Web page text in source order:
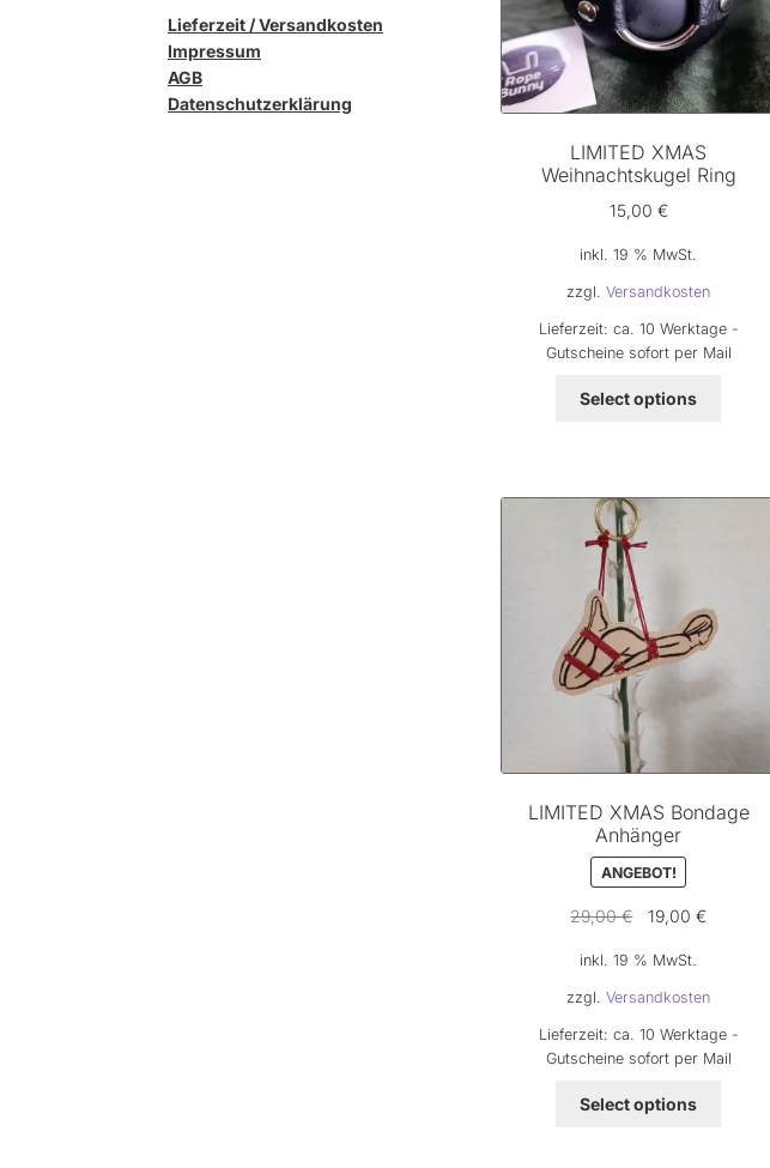
LIMITED XMAS
Weihnachtskugel Ring
15,00 €
inkl. 19 % MwSt.
zzgl.Versandkosten
Lieferzeit: ca. 10 Werktage -
Gutscheine sofort per Mail
Select options
LIMITED XMAS Bondage
Anhänger
ANGEBOT!
29,00€
Ursprünglicher
war:
29,00 €
19,00€Aktueller
19,00 €.
inkl. 19 % MwSt.
zzgl.Versandkosten
Lieferzeit: ca. 10 Werktage -
Gutscheine sofort per Mail
Select options
Lieferzeit / Versandkosten
Impressum
AGB
Datenschutzerklärung